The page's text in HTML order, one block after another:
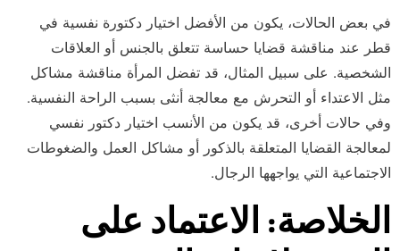
في بعض الحالات، يكون من الأفضل اختيار دكتورة نفسية في
قطر عند مناقشة قضايا حساسة تتعلق بالجنس أو العلاقات
الشخصية. على سبيل المثال، قد تفضل المرأة مناقشة مشاكل
مثل الاعتداء أو التحرش مع معالجة أنثى بسبب الراحة النفسية.
وفي حالات أخرى، قد يكون من الأنسب اختيار دكتور نفسي
لمعالجة القضايا المتعلقة بالذكور أو مشاكل العمل والضغوطات
الاجتماعية التي يواجهها الرجال.
الخلاصة: الاعتماد على